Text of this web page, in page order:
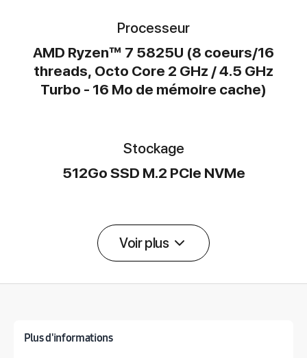
Processeur
AMD Ryzen™ 7 5825U (8 coeurs/16
threads, Octo Core 2 GHz / 4.5 GHz
Turbo - 16 Mo de mémoire cache)
Stockage
512Go SSD M.2 PCIe NVMe
Voir plus
Plus d'informations